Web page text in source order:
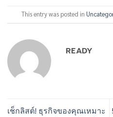
This entry was posted in
READY
เช็กลิสต์! ธุรกิจของคุณเหมาะ